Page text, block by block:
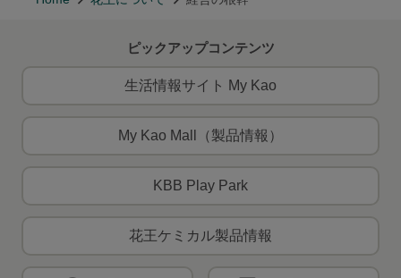
ピックアップコンテンツ
生活情報サイト My Kao
My Kao Mall（製品情報）
KBB Play Park
花王ケミカル製品情報